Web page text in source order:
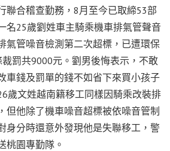
聯合稽查勤務，8月至今已取締53部
名25歲劉姓車主騎乘機車排氣管聲音
氣管噪音檢測第二次超標，已遭環保
罰共9000元。劉男後悔表示，不敢
車錢及罰單的錢不如省下來買小孩子
歲文姓越南籍移工同樣因騎乘改裝排
但他除了機車噪音超標被依噪音管制
身分時還意外發現他是失聯移工，警
桃園專勤隊。